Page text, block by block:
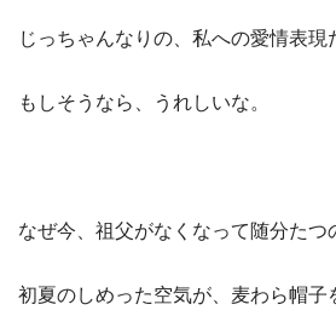
じっちゃんなりの、私への愛情表現
もしそうなら、うれしいな。
なぜ今、祖父がなくなって随分たつ
初夏のしめった空気が、麦わら帽子